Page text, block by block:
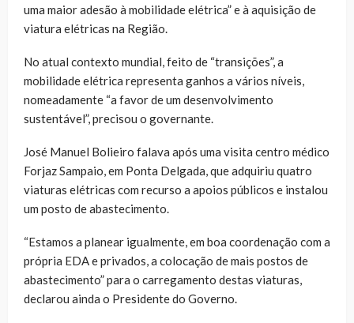
uma maior adesão à mobilidade elétrica” e à aquisição de
viatura elétricas na Região.
No atual contexto mundial, feito de “transições”, a
mobilidade elétrica representa ganhos a vários níveis,
nomeadamente “a favor de um desenvolvimento
sustentável”, precisou o governante.
José Manuel Bolieiro falava após uma visita centro médico
Forjaz Sampaio, em Ponta Delgada, que adquiriu quatro
viaturas elétricas com recurso a apoios públicos e instalou
um posto de abastecimento.
“Estamos a planear igualmente, em boa coordenação com a
própria EDA e privados, a colocação de mais postos de
abastecimento” para o carregamento destas viaturas,
declarou ainda o Presidente do Governo.